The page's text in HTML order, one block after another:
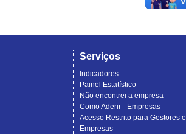
Serviços
Indicadores
Painel Estatístico
Não encontrei a empresa
Como Aderir - Empresas
Acesso Restrito para Gestores e
Empresas